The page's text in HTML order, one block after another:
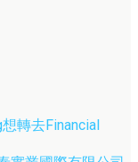
轉去Financial